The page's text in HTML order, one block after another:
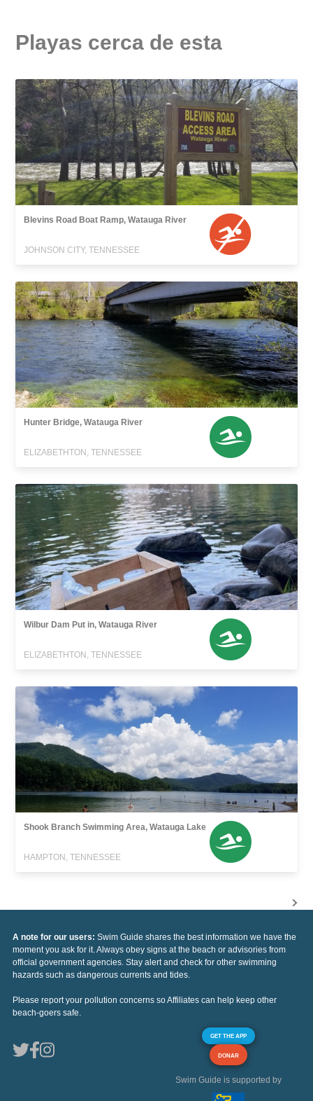
Playas cerca de esta
Blevins Road Boat Ramp, Watauga River
JOHNSON CITY, TENNESSEE
Hunter Bridge, Watauga River
ELIZABETHTON, TENNESSEE
Wilbur Dam Put in, Watauga River
ELIZABETHTON, TENNESSEE
Shook Branch Swimming Area, Watauga Lake
HAMPTON, TENNESSEE
A note for our users: Swim Guide shares the best information we have the
moment you ask for it. Always obey signs at the beach or advisories from
official government agencies. Stay alert and check for other swimming
hazards such as dangerous currents and tides.
Please report your pollution concerns so Affiliates can help keep other
beach-goers safe.
GET THE APP
DONAR
Swim Guide is supported by